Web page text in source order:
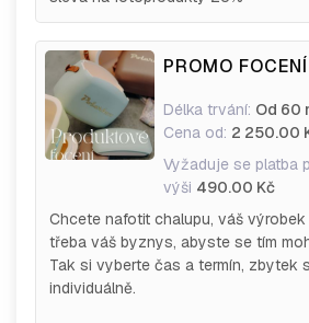
PROMO FOCENÍ
Délka trvání: Od 60
Cena od: 2 250.00
Vyžaduje se platba
výši 490.00 Kč
Chcete nafotit chalupu, váš
třeba váš byznys, abyste se tím
Tak si vyberte čas a termín, zbytek
individuálně.